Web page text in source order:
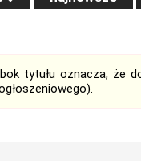
tytułu oznacza, że